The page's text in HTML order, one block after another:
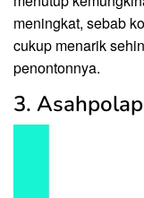
meningkat, sebab
cukup menarik
penontonnya.
3.